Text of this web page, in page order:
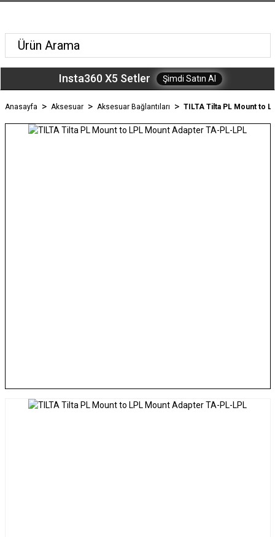
Insta360 X5 Setler Şimdi Satın Al
Anasayfa Aksesuar Aksesuar Bağlantıları TILTA Tilta PL Mount to